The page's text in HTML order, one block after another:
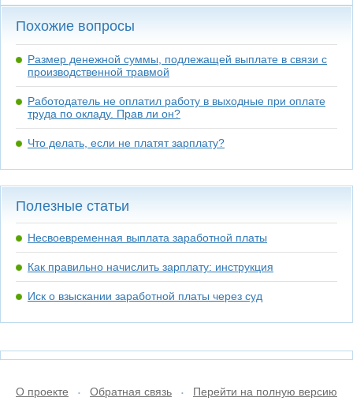
Похожие вопросы
Размер денежной суммы, подлежащей выплате в связи с
производственной травмой
Работодатель не оплатил работу в выходные при оплате
труда по окладу. Прав ли он?
Что делать, если не платят зарплату?
Полезные статьи
Несвоевременная выплата заработной платы
Как правильно начислить зарплату: инструкция
Иск о взыскании заработной платы через суд
О проекте • Обратная связь • Перейти на полную версию